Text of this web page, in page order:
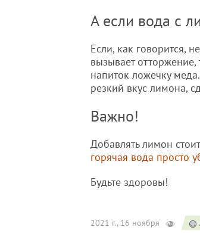
А если вода с
Если, как говорится,
вызывает
напиток ложечку
резкий вкус лимона,
Важно!
Добавлять лимон
горячая вода просто
Будьте здоровы!
2021 г., 16 ноября